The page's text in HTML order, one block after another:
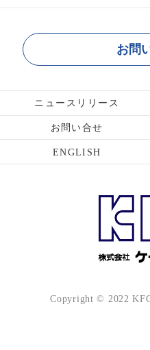
お問
ニュースリリース
お問い合せ
ENGLISH
Copyright © 2022